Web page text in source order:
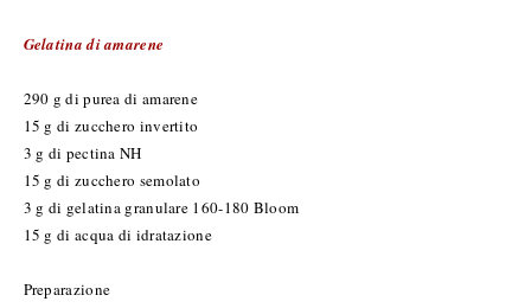
Gelatina di amarene
290 g di purea di amarene
15 g di zucchero invertito
3 g di pectina NH
15 g di zucchero semolato
3 g di gelatina granulare 160-180 Bloom
15 g di acqua di idratazione
Preparazione